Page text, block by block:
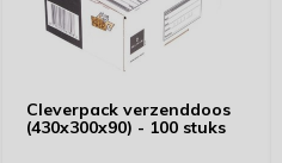
Cleverpack verzenddoos
(430x300x90) - 100 stuks